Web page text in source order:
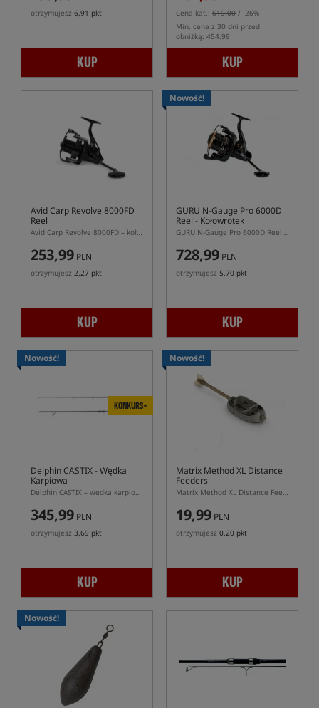
otrzymujesz 6,91 pkt
KUP
Cena kat.: 619,00 / -26%
Min. cena z 30 dni przed
obniżką: 454.99
KUP
Avid Carp Revolve 8000FD
Reel
Avid Carp Revolve 8000FD – kołowrotek karpiowy big pit do dalekich rzutów
253,99 PLN
otrzymujesz 2,27 pkt
KUP
Nowość!
GURU N-Gauge Pro 6000D
Reel - Kołowrotek
Feederowy
GURU N-Gauge Pro 6000D Reel – kołowrotek feederowy do dalekich rzutów
728,99 PLN
otrzymujesz 5,70 pkt
KUP
Nowość!
KONKURS+
Delphin CASTIX- Wędka
Karpiowa
Delphin CASTIX – wędka karpiowa 24T do dalekich rzutów
345,99 PLN
otrzymujesz 3,69 pkt
KUP
Nowość!
Matrix Method XL Distance
Feeders
Matrix Method XL Distance Feeders – duży podajnik method feeder z lotką do dalekich rzutów
19,99 PLN
otrzymujesz 0,20 pkt
KUP
Nowość!